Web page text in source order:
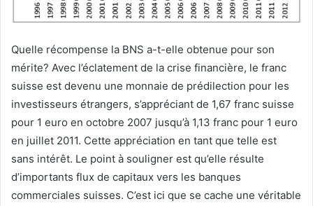
Quelle récompense la BNS a-t-elle obtenue pour son
mérite? Avec l’éclatement de la crise financière, le franc
suisse est devenu une monnaie de prédilection pour les
investisseurs étrangers, s’appréciant de 1,67 franc suisse
pour 1 euro en octobre 2007 jusqu’à 1,13 franc pour 1 euro
en juillet 2011. Cette appréciation en tant que telle est
sans intérêt. Le point à souligner est qu’elle résulte
d’importants flux de capitaux vers les banques
commerciales suisses. C’est ici que se cache une véritable